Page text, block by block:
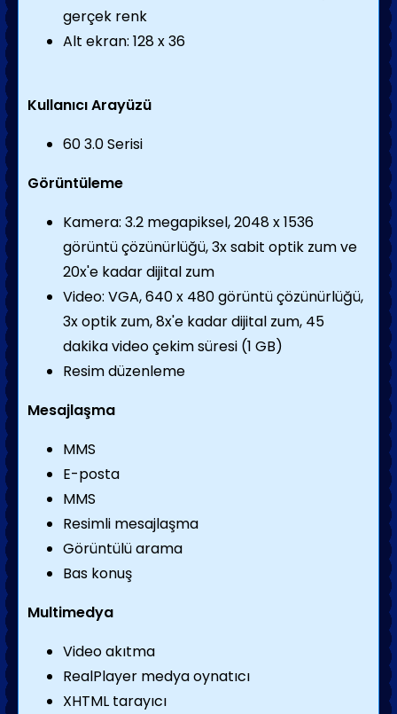
gerçek renk
Alt ekran: 128 x 36
Kullanıcı Arayüzü
60 3.0 Serisi
Görüntüleme
Kamera: 3.2 megapiksel, 2048 x 1536
görüntü çözünürlüğü, 3x sabit optik zum ve
20x'e kadar dijital zum
Video: VGA, 640 x 480 görüntü çözünürlüğü,
3x optik zum, 8x'e kadar dijital zum, 45
dakika video çekim süresi (1 GB)
Resim düzenleme
Mesajlaşma
MMS
E-posta
MMS
Resimli mesajlaşma
Görüntülü arama
Bas konuş
Multimedya
Video akıtma
RealPlayer medya oynatıcı
XHTML tarayıcı